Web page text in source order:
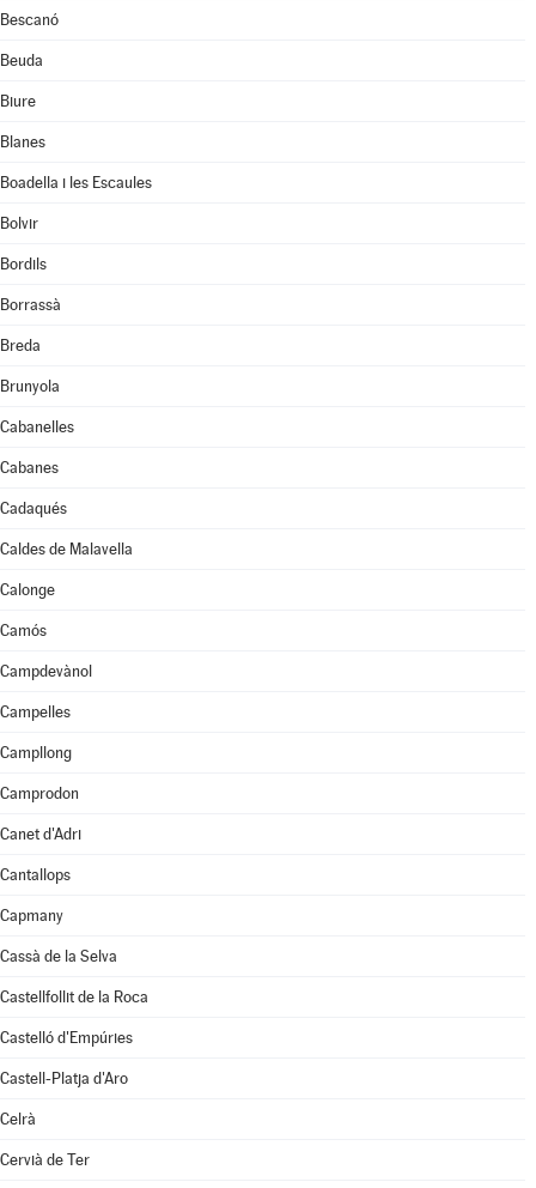
Bescanó
Beuda
Biure
Blanes
Boadella i les Escaules
Bolvir
Bordils
Borrassà
Breda
Brunyola
Cabanelles
Cabanes
Cadaqués
Caldes de Malavella
Calonge
Camós
Campdevànol
Campelles
Campllong
Camprodon
Canet d'Adri
Cantallops
Capmany
Cassà de la Selva
Castellfollit de la Roca
Castelló d'Empúries
Castell-Platja d'Aro
Celrà
Cervià de Ter